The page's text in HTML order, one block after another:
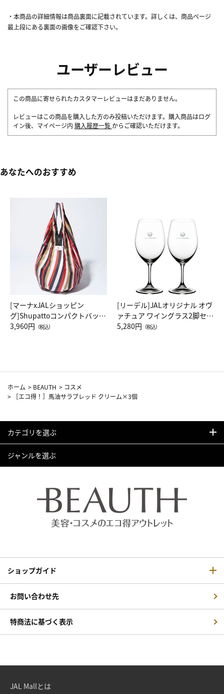
・本商品の詳細情報は商品裏面に記載されています。詳しくは、商品ページ
最上段にある裏面の画像をご確認下さい。
ユーザーレビュー
この商品に寄せられたカスタマーレビューはまだありません。
レビューはこの商品を購入した方のみ投稿いただけます。購入商品はログ
イン後、マイページ内 購入履歴一覧 からご確認いただけます。
あなたへのおすすめ
[マーナxJALショッピン
グ]Shupattoコンパクトバッグ
Drop JAL客室乗務員（LC）ス
3,960円 （税込）
[リーデル]JALオリジナル オヴ
ァチュア ワイングラス2脚セッ
ト（レッドワイン）
5,280円 （税込）
ホーム > BEAUTH > コスメ
>
［エコ得！］馬油サラブレッド クリーム×3個
カテゴリを選ぶ
ジャンルを選ぶ
ショップガイド
お問い合わせ先
特商法に基づく表示
JAL Mallとは